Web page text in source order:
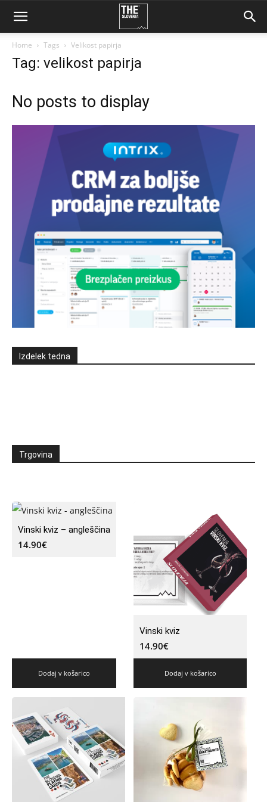
Home Tags Velikost papirja
Tag: velikost papirja
No posts to display
Izdelek tedna
Trgovina
Vinski kviz – angleščina
14.90€
Dodaj v košarico
Vinski kviz
14.90€
Dodaj v košarico